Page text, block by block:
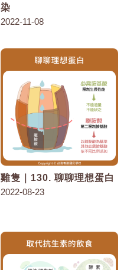
染
2022-11-08
雞隻｜130. 聊聊理想蛋白
2022-08-23